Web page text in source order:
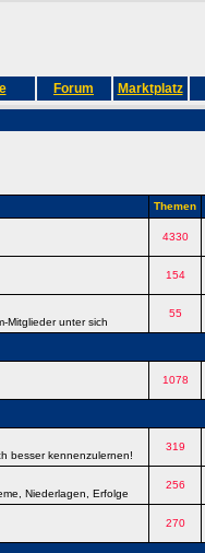
Forum Marktplatz
Themen
4330
154
Mitglieder unter sich
55
1078
besser kennenzulernen!
319
Niederlagen, Erfolge
256
270